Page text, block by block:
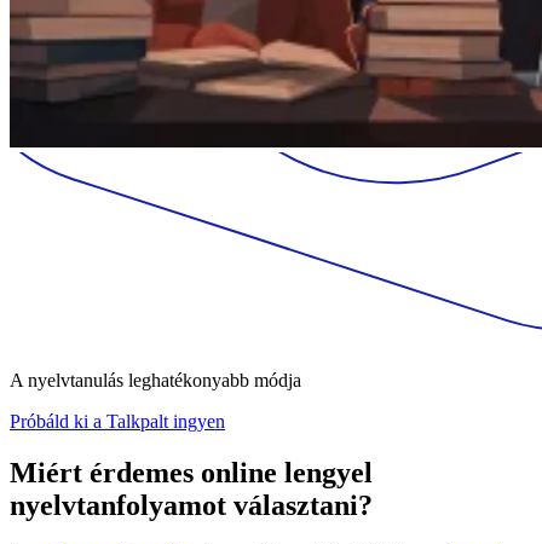
A nyelvtanulás leghatékonyabb módja
Próbáld ki a Talkpalt ingyen
Miért érdemes online lengyel
nyelvtanfolyamot választani?